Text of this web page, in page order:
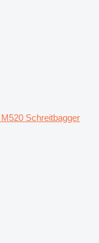
Schreitbagger